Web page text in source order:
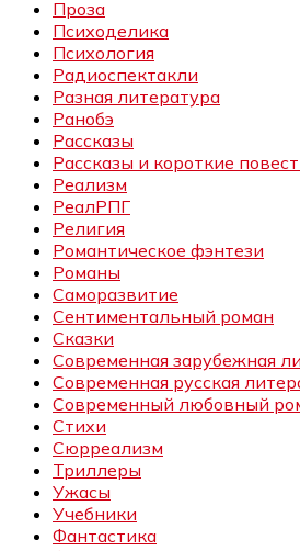
Проза
Психоделика
Психология
Радиоспектакли
Разная литература
Ранобэ
Рассказы
Рассказы и короткие
Реализм
РеалРПГ
Религия
Романтическое фэнтези
Романы
Саморазвитие
Сентиментальный роман
Сказки
Современная зарубежная
Современная русская
Современный любовный
Стихи
Сюрреализм
Триллеры
Ужасы
Учебники
Фантастика